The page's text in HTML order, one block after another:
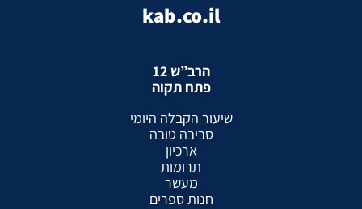
kab.co.il
הרב”ש 12
פתח תקוה
שיעור הקבלה היומי
סביבה טובה
ארכיון
תרומות
מעשר
חנות ספרים